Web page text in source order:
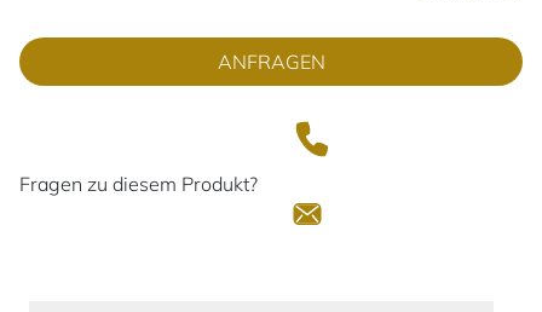
ANFRAGEN
Fragen zu diesem Produkt?